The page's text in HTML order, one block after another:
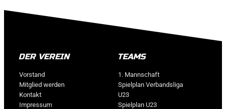
DER VEREIN
Vorstand
Mitglied werden
Kontakt
Impressum
TEAMS
1. Mannschaft
Spielplan Verbandsliga
U23
Spielplan U23